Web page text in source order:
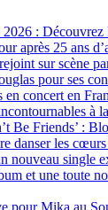
: Découvrez
après 25 ans
sur scène
pour ses
en concert en
à
Be Friends’ :
danser les cœurs
nouveau single
et une toute